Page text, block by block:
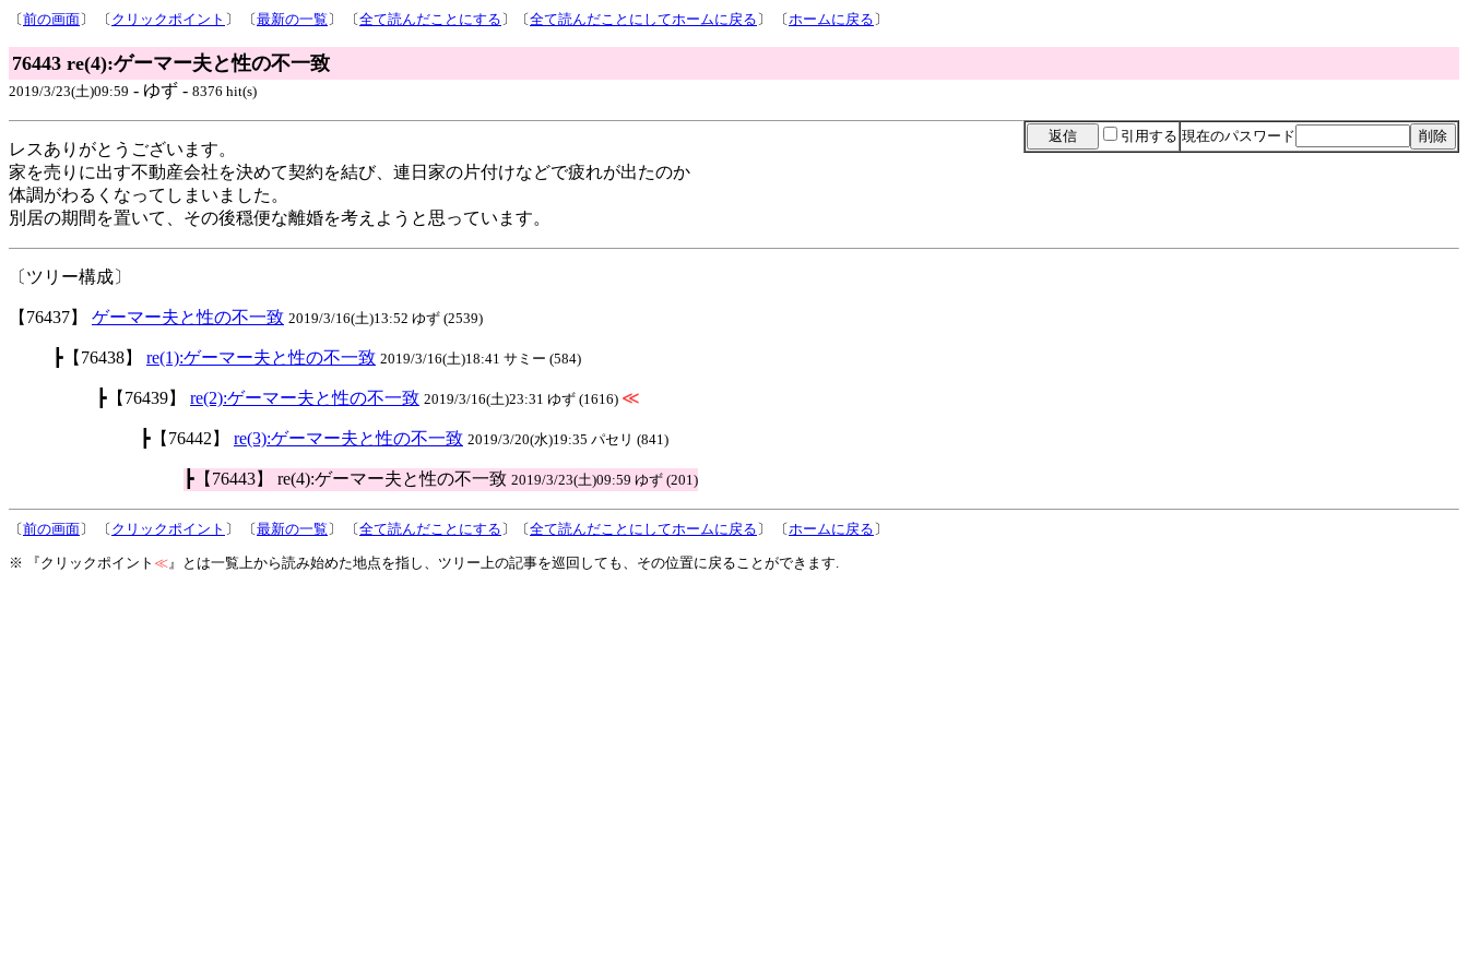
〔前の画面〕 〔 クリックポイント 〕 〔最新の一覧 〕 〔全て読んだことにする 〕〔全て読んだことにしてホームに戻る 〕 〔ホームに戻る 〕
76443 re(4):ゲーマー夫と性の不一致
2019/3/23(土)09:59 - ゆず - 8376 hit(s)
引用する 現在のパスワード
レスありがとうございます。
家を売りに出す不動産会社を決めて契約を結び、連日家の片付けなどで疲れが出たのか
体調がわるくなってしまいました。
別居の期間を置いて、その後穏便な離婚を考えようと思っています。
〔ツリー構成〕
【76437】 ゲーマー夫と性の不一致 2019/3/16(土)13:52 ゆず (2539)
┣【76438】 re(1):ゲーマー夫と性の不一致 2019/3/16(土)18:41 サミー (584)
┣【76439】 re(2):ゲーマー夫と性の不一致 2019/3/16(土)23:31 ゆず (1616) ≪
┣【76442】 re(3):ゲーマー夫と性の不一致 2019/3/20(水)19:35 パセリ (841)
┣【76443】 re(4):ゲーマー夫と性の不一致 2019/3/23(土)09:59 ゆず (201)
〔前の画面〕 〔 クリックポイント 〕 〔最新の一覧 〕 〔全て読んだことにする 〕〔全て読んだことにしてホームに戻る 〕 〔ホームに戻る 〕
※ 『クリックポイント ≪』とは一覧上から読み始めた地点を指し、ツリー上の記事を巡回しても、その位置に戻ることができます.